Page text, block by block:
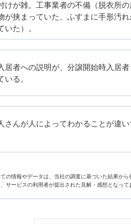
けが雑。工事業者の不備（脱衣所の
が挟まっていた、ふすまに手形汚
いた）。
居者への説明が、分譲開始時入居者
いる。
さんが人によってわかることが違い
の情報やデータは、当社の調査に基づいた結果から
サービスの利用者が提出された見解・感想となっ